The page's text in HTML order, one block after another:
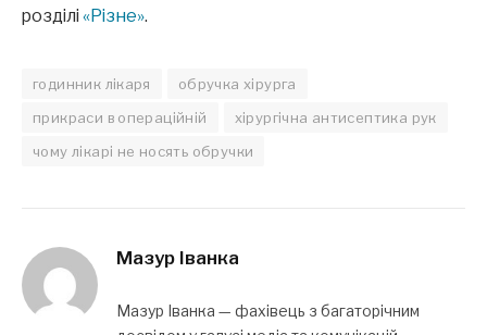
розділі «Різне».
годинник лікаря
обручка хірурга
прикраси в операційній
хірургічна антисептика рук
чому лікарі не носять обручки
Мазур Іванка
Мазур Іванка — фахівець з багаторічним